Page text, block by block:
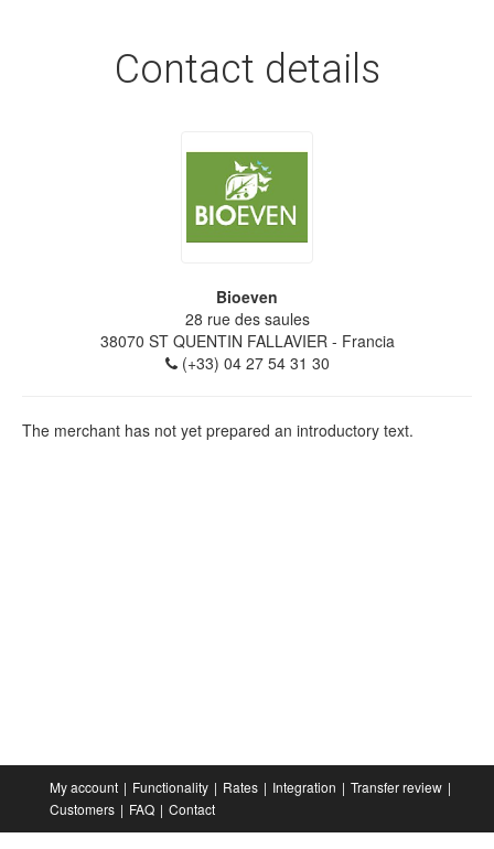
Contact details
Bioeven
28 rue des saules
38070 ST QUENTIN FALLAVIER- Francia
(+33) 04 27 54 31 30
The merchant has not yet prepared an introductory text.
My account Functionality Rates Integration
Transfer review
Customers
FAQ Contact